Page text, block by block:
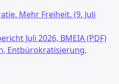
Mehr Freiheit. (9. Juli
Juli 2026, BMEIA (PDF)
Entbürokratisierung,